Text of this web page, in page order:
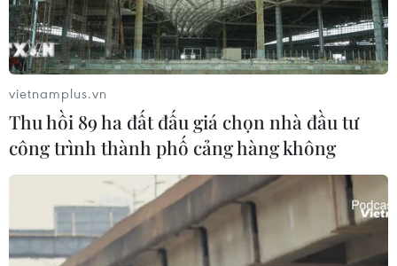
10 nguyên tắc đảm bảo vệ
vietnamplus.vn
Thu hồi 89 ha đất đấu giá chọn nhà đầu tư
công trình thành phố cảng hàng không